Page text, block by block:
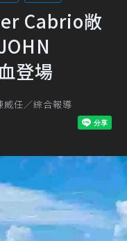
Cabrio敞
登場
威任／綜合報導